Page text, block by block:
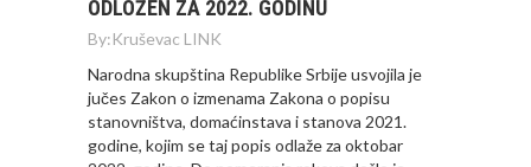
ODLOŽEN ZA 2022. GODINU
By:Kruševac LINK
Narodna skupština Republike Srbije usvojila je
jučes Zakon o izmenama Zakona o popisu
stanovništva, domaćinstava i stanova 2021.
godine, kojim se taj popis odlaže za oktobar